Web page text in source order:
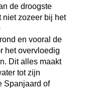
de droogste
niet zozeer bij het
en vooral de
het overvloedig
Dit alles maakt
tot zijn
Spanjaard of